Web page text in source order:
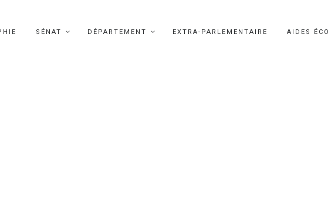
SÉNAT DÉPARTEMENT EXTRA-PARLEMENTAIRE AIDES